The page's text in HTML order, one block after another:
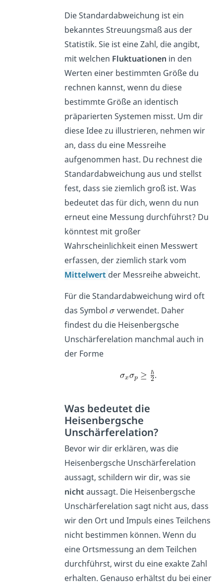
Die Standardabweichung ist ein
bekanntes Streuungsmaß aus der
Statistik. Sie ist eine Zahl, die angibt,
mit welchen Fluktuationen in den
Werten einer bestimmten Größe du
rechnen kannst, wenn du diese
bestimmte Größe an identisch
präparierten Systemen misst. Um dir
diese Idee zu illustrieren, nehmen wir
an, dass du eine Messreihe
aufgenommen hast. Du rechnest die
Standardabweichung aus und stellst
fest, dass sie ziemlich groß ist. Was
bedeutet das für dich, wenn du nun
erneut eine Messung durchführst? Du
könntest mit großer
Wahrscheinlichkeit einen Messwert
erfassen, der ziemlich stark vom
Mittelwert der Messreihe abweicht.
Für die Standardabweichung wird oft
das Symbol
verwendet. Daher
findest du die Heisenbergsche
Unschärferelation manchmal auch in
der Forme
.
Was bedeutet die
Heisenbergsche
Unschärferelation?
Bevor wir dir erklären, was die
Heisenbergsche Unschärferelation
aussagt, schildern wir dir, was sie
nicht aussagt. Die Heisenbergsche
Unschärferelation sagt nicht aus, dass
wir den Ort und Impuls eines Teilchens
nicht bestimmen können. Wenn du
eine Ortsmessung an dem Teilchen
durchführst, wirst du eine exakte Zahl
erhalten. Genauso erhältst du bei einer